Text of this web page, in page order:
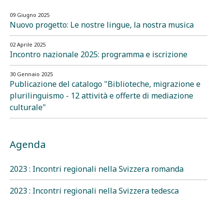
09 Giugno 2025
Nuovo progetto: Le nostre lingue, la nostra musica
02 Aprile 2025
Incontro nazionale 2025: programma e iscrizione
30 Gennaio 2025
Publicazione del catalogo "Biblioteche, migrazione e
plurilinguismo - 12 attività e offerte di mediazione
culturale"
Agenda
2023 : Incontri regionali nella Svizzera romanda
2023 : Incontri regionali nella Svizzera tedesca